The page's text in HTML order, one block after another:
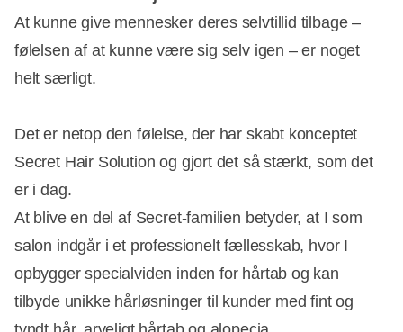
At kunne give mennesker deres selvtillid tilbage –
følelsen af at kunne være sig selv igen – er noget
helt særligt.
Det er netop den følelse, der har skabt konceptet
Secret Hair Solution og gjort det så stærkt, som det
er i dag.
At blive en del af Secret-familien betyder, at I som
salon indgår i et professionelt fællesskab, hvor I
opbygger specialviden inden for hårtab og kan
tilbyde unikke hårløsninger til kunder med fint og